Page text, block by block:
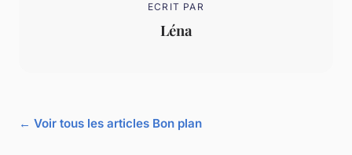
ECRIT PAR
Léna
← Voir tous les articles Bon plan